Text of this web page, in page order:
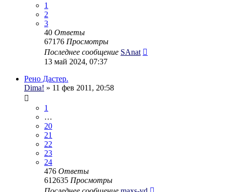
1
2
3
40 Ответы
67176 Просмотры
Последнее сообщение SAnat
13 май 2024, 07:37
Рено Дастер.
Dima! » 11 фев 2011, 20:58
1
…
20
21
22
23
24
476 Ответы
612635 Просмотры